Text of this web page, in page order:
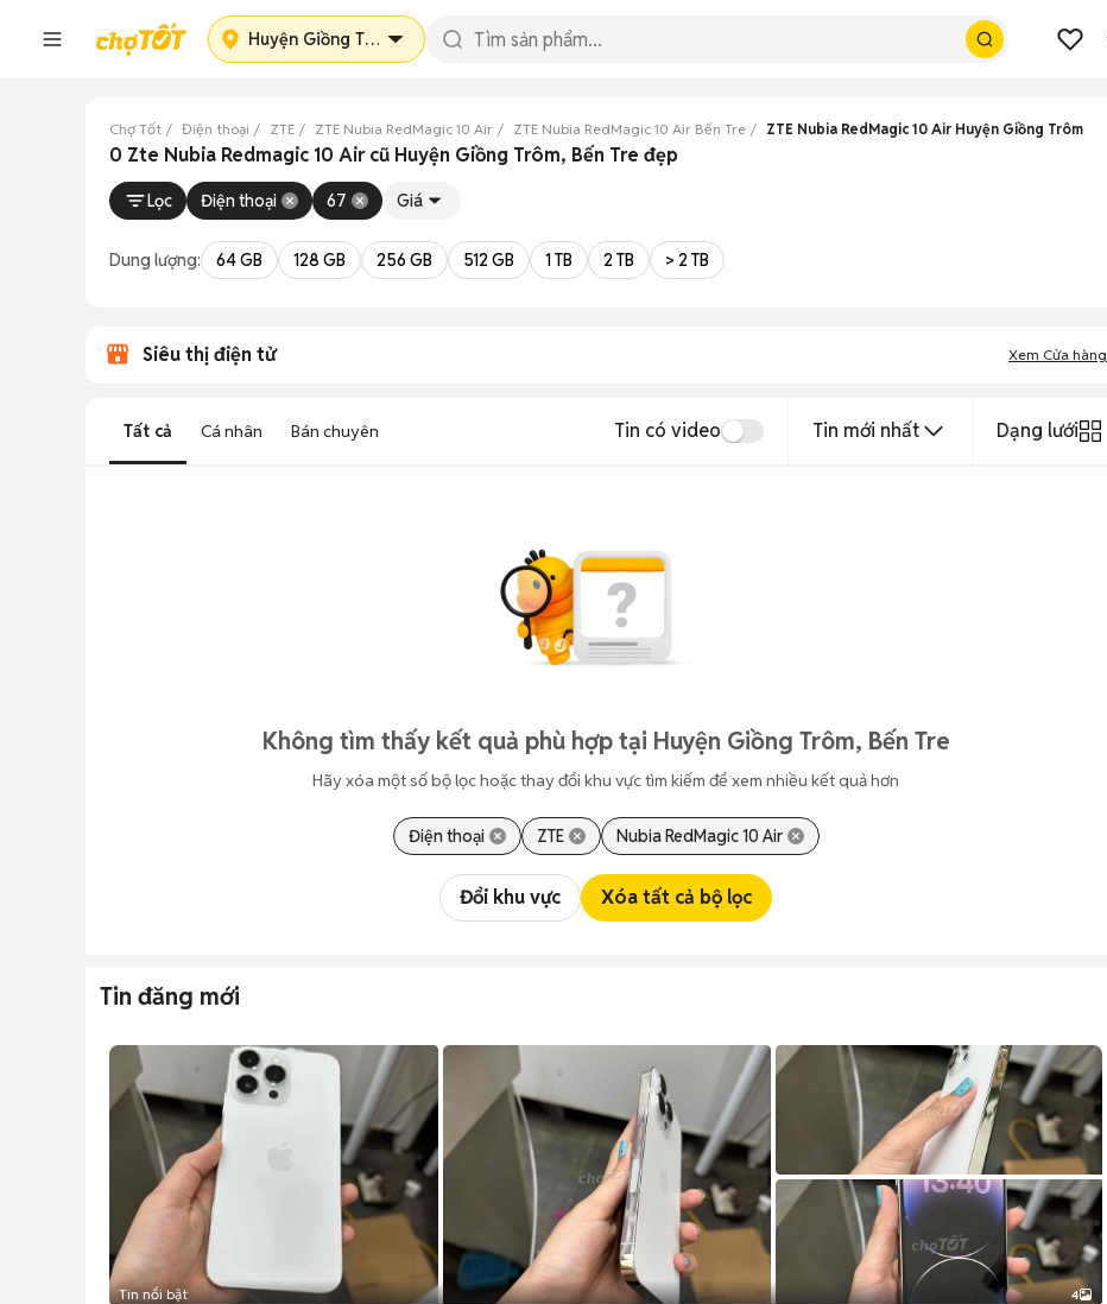
Huyện Giồng Trôm
Chợ Tốt Điện thoại ZTE ZTE Nubia RedMagic 10 Air ZTE Nubia RedMagic 10 Air Bến Tre ZTE Nubia RedMagic 10 Air Huyện Giồng Trôm
0 Zte Nubia Redmagic 10 Air cũ Huyện Giồng Trôm, Bến Tre đẹp
Lọc Điện thoại 67 Giá
Dung lượng: 64 GB 128 GB 256 GB 512 GB 1 TB 2 TB > 2 TB
Siêu thị điện tử Xem Cửa hàng
Tất cả Cá nhân Bán chuyên Tin có video Tin mới nhất Dạng lưới
Không tìm thấy kết quả phù hợp tại Huyện Giồng Trôm, Bến Tre
Hãy xóa một số bộ lọc hoặc thay đổi khu vực tìm kiếm để xem nhiều kết quả hơn
Điện thoại ZTE Nubia RedMagic 10 Air
Đổi khu vực Xóa tất cả bộ lọc
Tin đăng mới
Tin nổi bật 4